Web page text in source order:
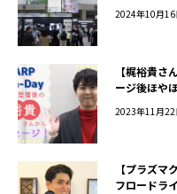
2024年10月16
【梶裕貴
ージ後ほや
2023年11月22
【プラズマ
フロードラ